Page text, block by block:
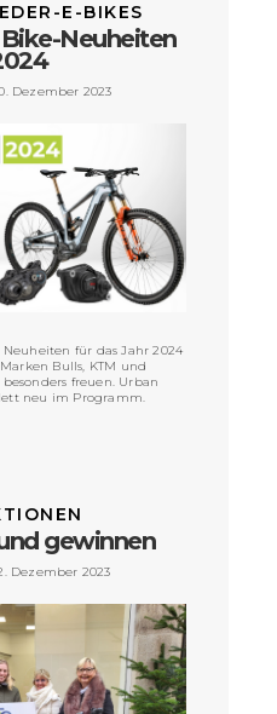
E-BIKES
Neuheiten
Dezember 2023
für das Jahr 2024
Bulls, KTM und
freuen. Urban
neu im Programm.
gewinnen
Dezember 2023